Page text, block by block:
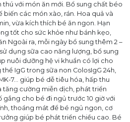
với món ăn mới. Bổ sung chất béo
các món xào, rán. Hoa quả và
vừa kích thích bé ăn ngon. Hạn
tốt cho sức khỏe như bánh kẹo,
Ngoài ra, mỗi ngày bổ sung thêm 2 –
dụng sữa cao năng lượng, bổ sung
nuôi dưỡng hệ vi khuẩn có lợi cho
IgG trong sữa non ColosIgG 24h,
7… giúp bé dễ tiêu hóa, hấp thu
tăng cường miễn dịch, phát triển
gắng cho bé đi ngủ trước 10 giờ với
thoáng mát để bé ngủ ngon, cơ
giúp bé phát triển chiều cao. Bé